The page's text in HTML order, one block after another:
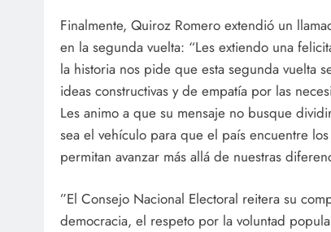
Finalmente, Quiroz Romero extendió un
en la segunda vuelta: “Les extiendo una
la historia nos pide que esta segunda vuelta
ideas constructivas y de empatía por las
Les animo a que su mensaje no busque
sea el vehículo para que el país encuentre
permitan avanzar más allá de nuestras
”El Consejo Nacional Electoral reitera su
democracia, el respeto por la voluntad